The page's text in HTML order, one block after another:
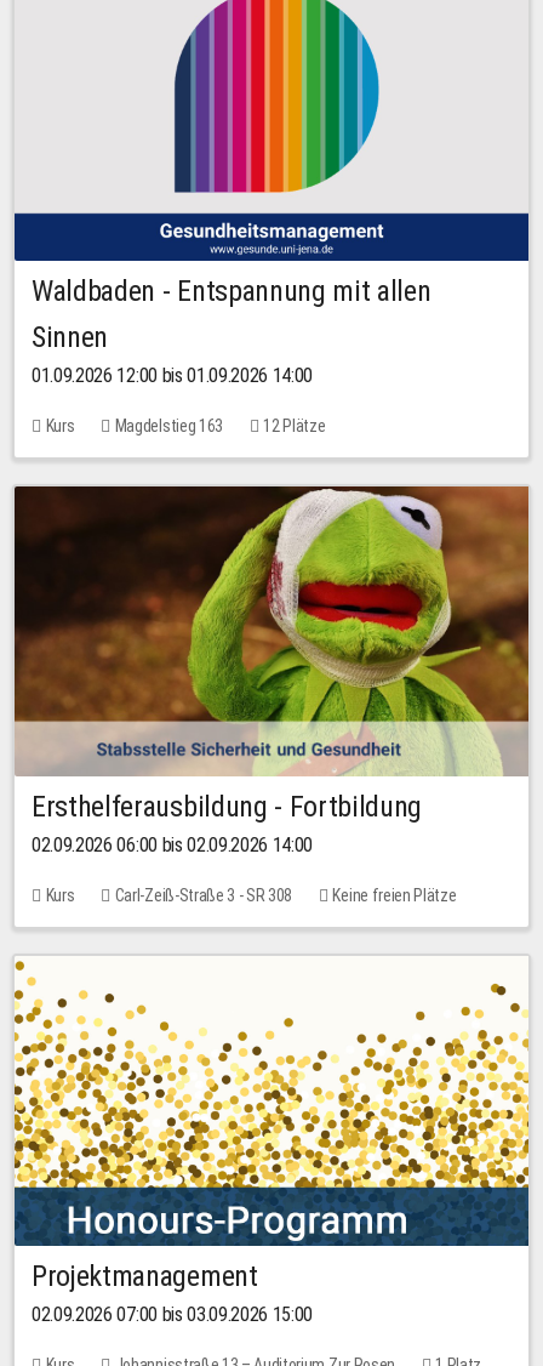
Waldbaden - Entspannung mit allen
Sinnen
01.09.2026 12:00 bis 01.09.2026 14:00
Kurs Magdelstieg 163 12 Plätze
Ersthelferausbildung - Fortbildung
02.09.2026 06:00 bis 02.09.2026 14:00
Kurs Carl-Zeiß-Straße 3 - SR 308 Keine freien Plätze
Projektmanagement
02.09.2026 07:00 bis 03.09.2026 15:00